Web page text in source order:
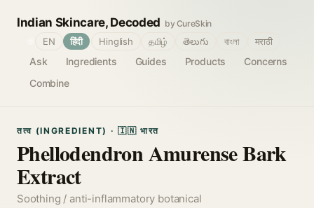
Indian Skincare, Decoded by CureSkin
Ask Ingredients Guides Products
Concerns
Combine
EN हिंदी Hinglish தமிழ் తెలుగు বাংলা मराठी
तत्व (INGREDIENT) · 🇮🇳 भारत
Phellodendron Amurense Bark
Extract
Soothing / anti-inflammatory botanical